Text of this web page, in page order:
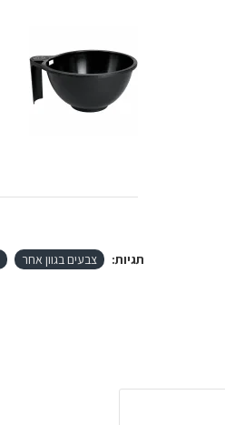
תגיות: צבעים בגוון אחר